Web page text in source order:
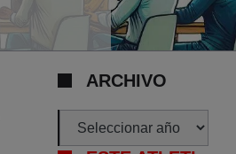
ARCHIVO
Archivos